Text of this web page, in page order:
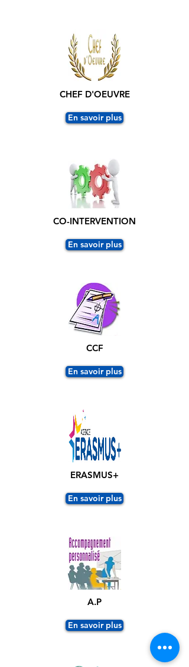
CHEF D'OEUVRE
En savoir plus
CO-INTERVENTION
En savoir plus
CCF
En savoir plus
ERASMUS+
En savoir plus
A.P
En savoir plus